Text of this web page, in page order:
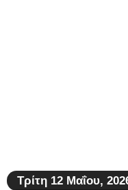
Τρίτη 12 Μαΐου,